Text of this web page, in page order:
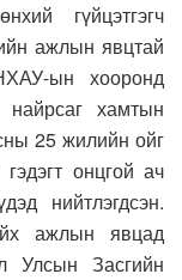
гүйцэтгэгч
ажлын явцтай
ын хооронд
хамтын
25 жилийн ойг
онцгой ач
нийтлэгдсэн.
ажлын явцад
Улсын Засгийн